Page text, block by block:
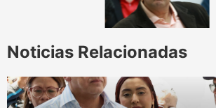
Noticias Relacionadas